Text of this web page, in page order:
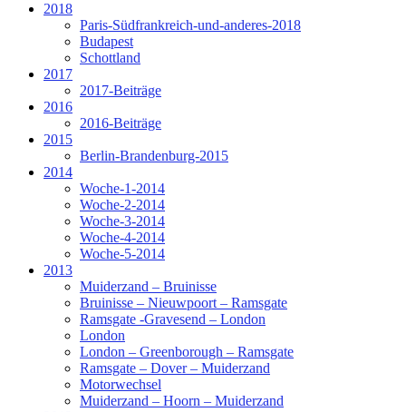
2018
Paris-Südfrankreich-und-anderes-2018
Budapest
Schottland
2017
2017-Beiträge
2016
2016-Beiträge
2015
Berlin-Brandenburg-2015
2014
Woche-1-2014
Woche-2-2014
Woche-3-2014
Woche-4-2014
Woche-5-2014
2013
Muiderzand – Bruinisse
Bruinisse – Nieuwpoort – Ramsgate
Ramsgate -Gravesend – London
London
London – Greenborough – Ramsgate
Ramsgate – Dover – Muiderzand
Motorwechsel
Muiderzand – Hoorn – Muiderzand